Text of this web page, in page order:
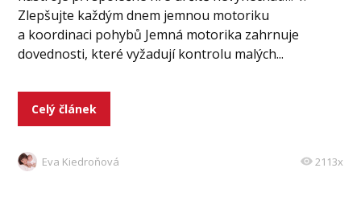
Zlepšujte každým dnem jemnou motoriku
a koordinaci pohybů Jemná motorika zahrnuje
dovednosti, které vyžadují kontrolu malých...
Celý článek
Eva Kiedroňová 2113x